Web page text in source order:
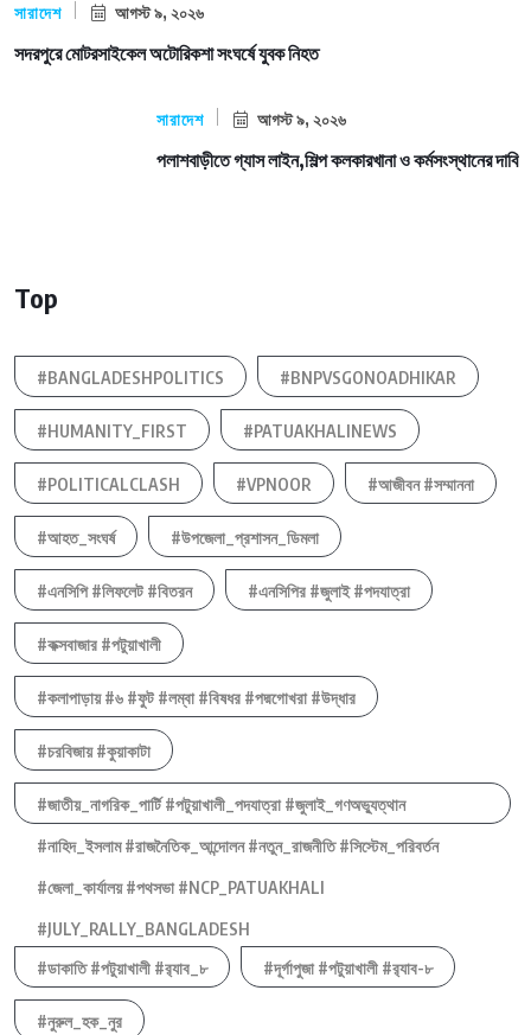
সারাদেশ আগস্ট ৯, ২০২৬
সদরপুরে মোটরসাইকেল অটোরিকশা সংঘর্ষে যুবক নিহত
সারাদেশ আগস্ট ৯, ২০২৬
পলাশবাড়ীতে গ্যাস লাইন,শিল্প কলকারখানা ও কর্মসংস্থানের দাবি
Top
#BANGLADESHPOLITICS #BNPVSGONOADHIKAR
#HUMANITY_FIRST #PATUAKHALINEWS
#POLITICALCLASH #VPNOOR #আজীবন #সম্মাননা
#আহত_সংঘর্ষ #উপজেলা_প্রশাসন_ডিমলা
#এনসিপি #লিফলেট #বিতরন #এনসিপির #জুলাই #পদযাত্রা
#কক্সবাজার #পটুয়াখালী
#কলাপাড়ায় #৬ #ফুট #লম্বা #বিষধর #পদ্মগোখরা #উদ্ধার
#চরবিজায় #কুয়াকাটা
#জাতীয়_নাগরিক_পার্টি #পটুয়াখালী_পদযাত্রা #জুলাই_গণঅভ্যুত্থান
#নাহিদ_ইসলাম #রাজনৈতিক_আন্দোলন #নতুন_রাজনীতি #সিস্টেম_পরিবর্তন
#জেলা_কার্যালয় #পথসভা #NCP_PATUAKHALI
#JULY_RALLY_BANGLADESH
#ডাকাতি #পটুয়াখালী #র‍্যাব_৮
#দূর্গাপুজা #পটুয়াখালী #র‍্যাব-৮
#নুরুল_হক_নুর